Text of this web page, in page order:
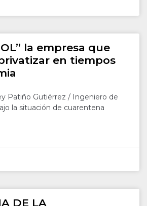
la empresa que
en tiempos
Patiño Gutiérrez / Ingeniero de
la situación de cuarentena
DE LA